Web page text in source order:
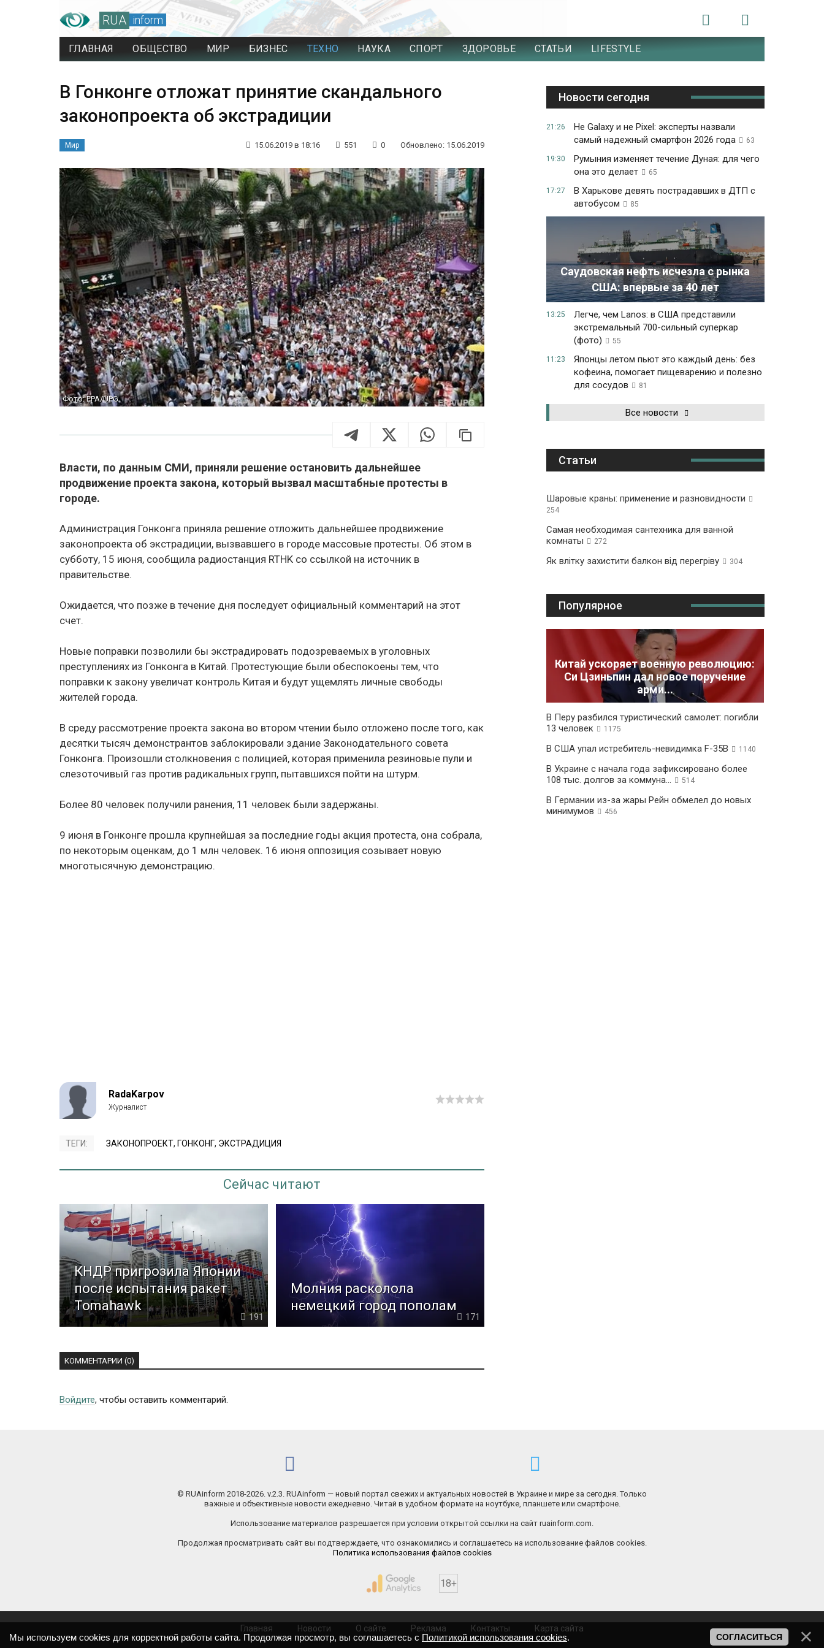
RUA inform
ГЛАВНАЯ ОБЩЕСТВО МИР БИЗНЕС ТЕХНО НАУКА СПОРТ ЗДОРОВЬЕ СТАТЬИ LIFESTYLE
В Гонконге отложат принятие скандального
законопроекта об экстрадиции
Мир 15.06.2019 в 18:16 551 0 Обновлено: 15.06.2019
Фото: EPA/UPG
Власти, по данным СМИ, приняли решение остановить дальнейшее
продвижение проекта закона, который вызвал масштабные протесты в
городе.
Администрация Гонконга приняла решение отложить дальнейшее продвижение
законопроекта об экстрадиции, вызвавшего в городе массовые протесты. Об этом в
субботу, 15 июня, сообщила радиостанция RTHK со ссылкой на источник в
правительстве.
Ожидается, что позже в течение дня последует официальный комментарий на этот
счет.
Новые поправки позволили бы экстрадировать подозреваемых в уголовных
преступлениях из Гонконга в Китай. Протестующие были обеспокоены тем, что
поправки к закону увеличат контроль Китая и будут ущемлять личные свободы
жителей города.
В среду рассмотрение проекта закона во втором чтении было отложено после того, как
десятки тысяч демонстрантов заблокировали здание Законодательного совета
Гонконга. Произошли столкновения с полицией, которая применила резиновые пули и
слезоточивый газ против радикальных групп, пытавшихся пойти на штурм.
Более 80 человек получили ранения, 11 человек были задержаны.
9 июня в Гонконге прошла крупнейшая за последние годы акция протеста, она собрала,
по некоторым оценкам, до 1 млн человек. 16 июня оппозиция созывает новую
многотысячную демонстрацию.
RadaKarpov
ТЕГИ: ЗАКОНОПРОЕКТ, ГОНКОНГ, ЭКСТРАДИЦИЯ
Сейчас читают
КНДР пригрозила Японии
после испытания ракет
Tomahawk
191
Молния расколола
немецкий город пополам
171
КОММЕНТАРИИ (0)
Войдите, чтобы оставить комментарий.
Новости сегодня
21:26
Не Galaxy и не Pixel: эксперты назвали
самый надежный смартфон 2026 года
63
19:30
Румыния изменяет течение Дуная: для чего
она это делает
65
17:27
В Харькове девять пострадавших в ДТП с
автобусом
85
Саудовская нефть исчезла с рынка
США: впервые за 40 лет
13:25
Легче, чем Lanos: в США представили
экстремальный 700-сильный суперкар
(фото)
55
11:23
Японцы летом пьют это каждый день: без
кофеина, помогает пищеварению и полезно
для сосудов
81
Все новости
Статьи
Шаровые краны: применение и разновидности
254
Самая необходимая сантехника для ванной
комнаты
272
Як влітку захистити балкон від перегріву 304
Популярное
Китай ускоряет военную революцию:
Си Цзиньпин дал новое поручение
арми...
В Перу разбился туристический самолет: погибли
13 человек
1175
В США упал истребитель-невидимка F-35B 1140
В Украине с начала года зафиксировано более
108 тыс. долгов за коммуна...
514
В Германии из-за жары Рейн обмелел до новых
минимумов
456
© RUAinform 2018-2026. v.2.3. RUAinform — новый портал свежих и актуальных новостей в Украине и мире за сегодня. Только
важные и объективные новости ежедневно. Читай в удобном формате на ноутбуке, планшете или смартфоне.
Использование материалов разрешается при условии открытой ссылки на сайт ruainform.com.
Продолжая просматривать сайт вы подтверждаете, что ознакомились и соглашаетесь на использование файлов cookies.
Политика использования файлов cookies
18+
Главная Новости О сайте Реклама Контакты Карта сайта
Мы используем cookies для корректной работы сайта. Продолжая просмотр, вы соглашаетесь с Политикой использования cookies. СОГЛАСИТЬСЯ